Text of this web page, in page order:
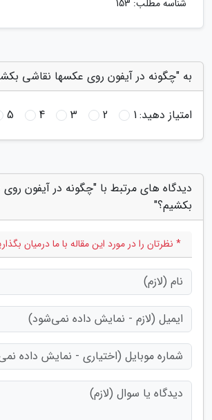
شناسه مطلب: 153
به "چگونه در آیفون روی عکسها نقاشی
امتیاز دهید:1
2
3
4
5
دیدگاه های مرتبط با "چگونه در آیفون
بکشیم؟"
* نظرتان را در مورد این مقاله با ما درمیان